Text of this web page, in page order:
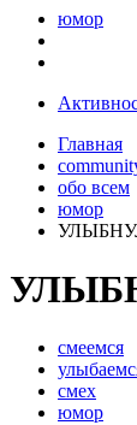
юмор
Главная
обо всем
юмор
смеемся
смех
юмор